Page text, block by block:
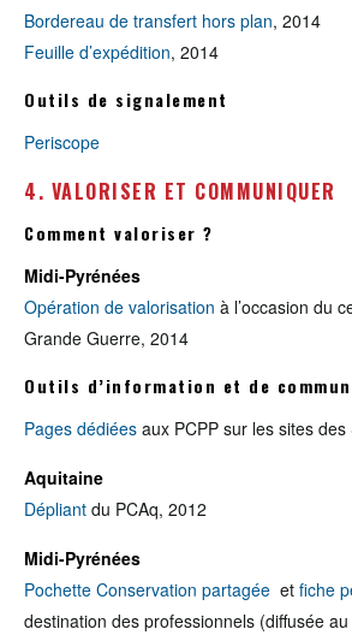
Bordereau de transfert hors plan, 2014
Feuille d’expédition, 2014
Outils de signalement
Periscope
4. VALORISER ET COMMUNIQUER
Comment valoriser ?
Midi-Pyrénées
Opération de valorisation à l’occasion du
Grande Guerre, 2014
Outils d’information et de
Pages dédiées aux PCPP sur les sites des
Aquitaine
Dépliant du PCAq, 2012
Midi-Pyrénées
Pochette Conservation partagée et fiche
destination des professionnels (diffusée